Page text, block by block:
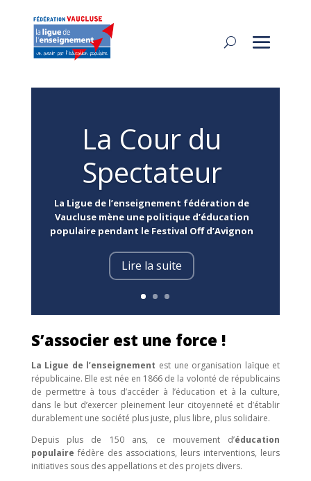
La Cour du
Spectateur
La Ligue de l’enseignement fédération de
Vauclusemène une politique d’éducation
populaire pendant le Festival Off d’Avignon
Lire la suite
S’associer est une force !
La Ligue de l’enseignement est une organisation laïque et
républicaine. Elle est née en 1866 de la volonté de républicains
de permettre à tous d’accéder à l’éducation et à la culture,
dans le but d’exercer pleinement leur citoyenneté et d’établir
durablement une société plus juste, plus libre, plus solidaire.
Depuis plus de 150 ans, ce mouvement d’éducation
populaire fédère des associations, leurs interventions, leurs
initiatives sous des appellations et des projets divers.